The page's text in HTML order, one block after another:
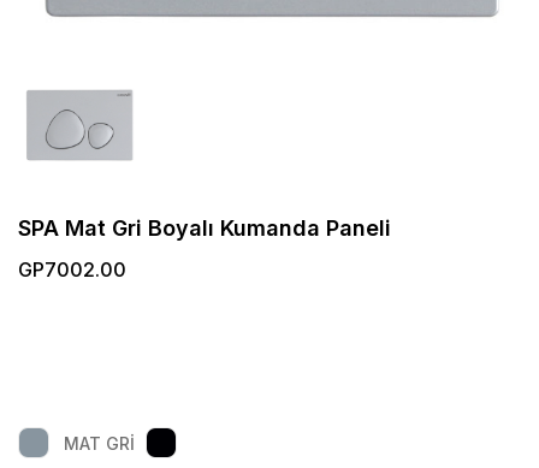
SPA Mat Gri Boyalı Kumanda Paneli
GP7002.00
MAT GRİ